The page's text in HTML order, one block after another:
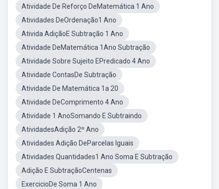
Atividade De Reforço DeMatemática 1 Ano
Atividades DeOrdenação1 Ano
Ativida AdiçãoE Subtração 1 Ano
Atividade DeMatemática 1Ano Subtração
Atividade Sobre Sujeito EPredicado 4 Ano
Atividade ContasDe Subtração
Atividade De Matemática 1a 20
Atividade DeComprimento 4 Ano
Atividade 1 AnoSomando E Subtraindo
AtividadesAdição 2º Ano
Atividades Adição DeParcelas Iguais
Atividades Quantidades1 Ano Soma E Subtração
Adição E SubtraçãoCentenas
ExercicioDe Soma 1 Ano